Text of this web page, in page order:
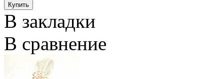
В закладки
В сравнение